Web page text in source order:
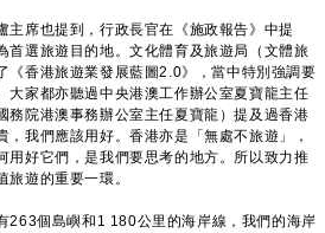
席也提到，行政長官在《施政報告》中提
首選旅遊目的地。文化體育及旅遊局（文體旅
《香港旅遊業發展藍圖2.0》，當中特別強調要
大家都亦聽過中央港澳工作辦公室夏寶龍主任
務院港澳事務辦公室主任夏寶龍）提及過香港
，我們應該用好。香港亦是「無處不旅遊」，
用好它們，是我們要思考的地方。所以致力推
遊的重要一環。
個島嶼和1 180公里的海岸線，我們的海岸